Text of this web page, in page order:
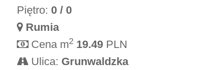
Piętro: 0 / 0
Rumia
Cena m2 19.49 PLN
Ulica: Grunwaldzka